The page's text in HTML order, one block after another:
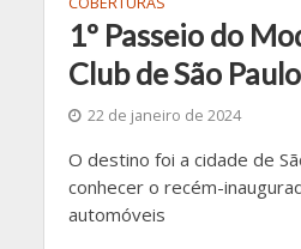
1º Passeio do
Club de São Paulo
22 de janeiro de 2024
O destino foi a cidade de
conhecer o recém-
automóveis